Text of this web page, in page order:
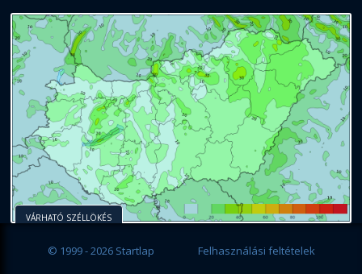
VÁRHATÓ SZÉLLÖKÉS
© 1999 - 2026 Startlap Felhasználási feltételek